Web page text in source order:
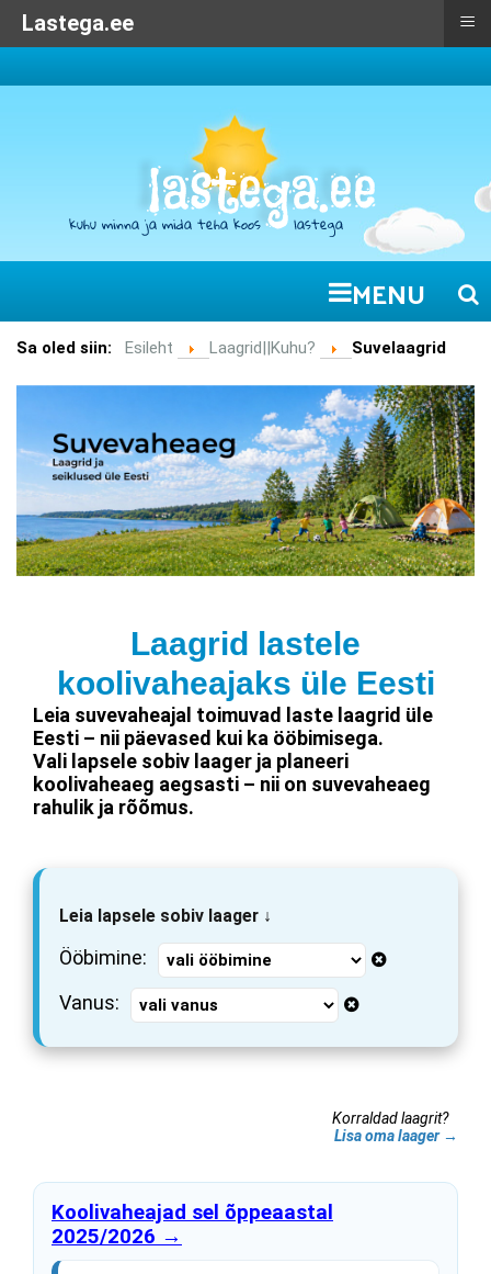
MENU
Sa oled siin: Esileht Laagrid||Kuhu? Suvelaagrid
Laagrid lastele
koolivaheajaks üle Eesti
Leia suvevaheajal toimuvad laste laagrid üle
Eesti – nii päevased kui ka ööbimisega.
Vali lapsele sobiv laager ja planeeri
koolivaheaeg aegsasti – nii on suvevaheaeg
rahulik ja rõõmus.
Leia lapsele sobiv laager ↓
Ööbimine:
Vanus:
Korraldad laagrit?
Lisa oma laager →
Koolivaheajad sel õppeaastal
2025/2026 →
Mida teha lastega: ≡
Lastega.ee ≡